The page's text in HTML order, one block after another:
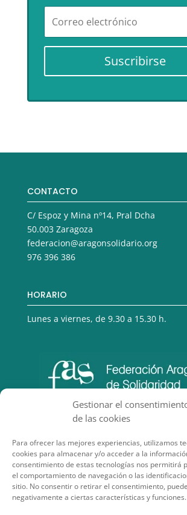
Gestionar el
de las cookies
Para ofrecer las mejores experiencias, utilizamos
cookies para almacenar y/o acceder a la
consentimiento de estas tecnologías nos permitirá
el comportamiento de navegación o las
sitio. No consentir o retirar el consentimiento,
negativamente a ciertas características y funciones.
Suscribirse
CONTACTO
C/ Espoz y Mina nº14, Pral Dcha
50.003 Zaragoza
federacion@aragonsolidario.org
976 396 386
HORARIO
Lunes a viernes, de 9.30 a 15.30 h.
SECCIONES DE INTERÉS